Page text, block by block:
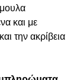
και με
την ακρίβεια